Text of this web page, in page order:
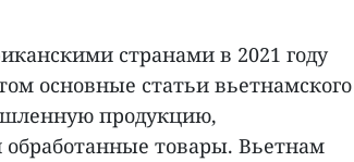
странами в 2021 году
основные статьи вьетнамского
продукцию,
товары. Вьетнам